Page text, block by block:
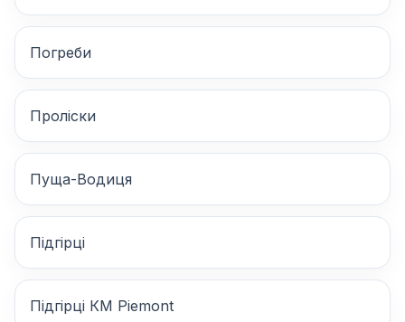
Погреби
Проліски
Пуща-Водиця
Підгірці
Підгірці КМ Piemont